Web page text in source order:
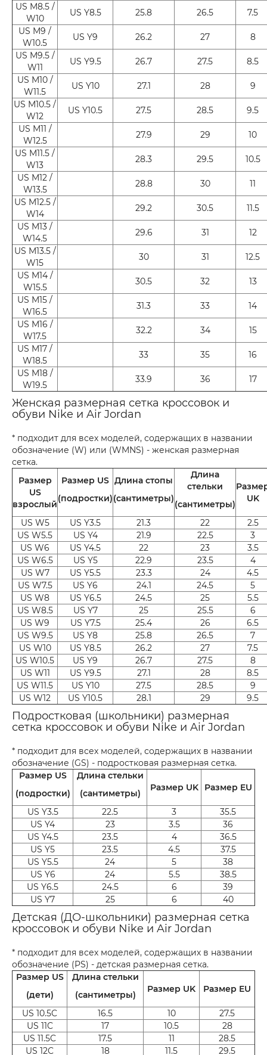
US M8.5 /
W10
US Y8.5 25.8 26.5
7.5
US M9 /
W10.5
US Y9 26.2 27
8
US M9.5 /
W11
US Y9.5 26.7 27.5
8.5
US M10 /
W11.5
US Y10 27.1 28
9
US M10.5 /
W12
US Y10.5 27.5 28.5
9.5
US M11 /
W12.5
27.9 29
10
US M11.5 /
W13
28.3 29.5
10.5
US M12 /
W13.5
28.8 30
11
US M12.5 /
W14
29.2 30.5
11.5
US M13 /
W14.5
29.6 31
12
US M13.5 /
W15
30 31
12.5
US M14 /
W15.5
30.5 32
13
US M15 /
W16.5
31.3 33
14
US M16 /
W17.5
32.2 34
15
US M17 /
W18.5
33 35
16
US M18 /
W19.5
33.9 36 17
Женская размерная сетка кроссовок и
обуви Nike и Air Jordan
* подходит для всех моделей, содержащих в названии
обозначение (W) или (WMNS) - женская размерная
сетка.
Размер
US
взрослый
Размер US
(подростки)
Длина стопы
(сантиметры)
Длина
стельки
(сантиметры)
UK
US W5 US Y3.5 21.3 22
2.5
US W5.5
US Y4 21.9 22.5
3
US W6
US Y4.5 22 23
3.5
US W6.5
US Y5 22.9 23.5
4
US W7
US Y5.5 23.3 24
4.5
US W7.5
US Y6 24.1 24.5
5
US W8
US Y6.5 24.5 25
5.5
US W8.5
US Y7 25 25.5
6
US W9
US Y7.5 25.4 26
6.5
US W9.5
US Y8 25.8 26.5
7
US W10
US Y8.5 26.2 27
7.5
US W10.5
US Y9 26.7 27.5
8
US W11
US Y9.5 27.1 28
8.5
US W11.5
US Y10 27.5 28.5
9
US W12
US Y10.5 28.1 29 9.5
Подростковая (школьники) размерная
сетка кроссовок и обуви Nike и Air Jordan
* подходит для всех моделей, содержащих в названии
обозначение (GS) - подростковая размерная сетка.
Размер US
(подростки)
Длина стельки
(сантиметры)
Размер UK Размер EU
US Y3.5 22.5 3
35.5
US Y4
23 3.5
36
US Y4.5
23.5 4
36.5
US Y5
23.5 4.5
37.5
US Y5.5
24 5
38
US Y6
24 5.5
38.5
US Y6.5
24.5 6
39
US Y7
25 6 40
Детская (ДО-школьники) размерная сетка
кроссовок и обуви Nike и Air Jordan
* подходит для всех моделей, содержащих в названии
обозначение (PS) - детская размерная сетка.
Размер US
(дети)
Длина стельки
(сантиметры)
Размер UK Размер EU
US 10.5C 16.5 10
27.5
US 11C
17 10.5
28
US 11.5C
17.5 11
28.5
US 12C
18 11.5 29.5